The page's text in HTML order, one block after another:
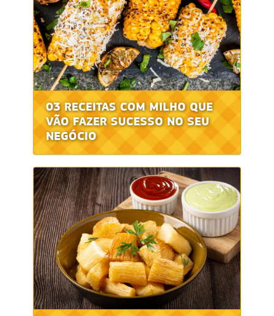
03 RECEITAS COM MILHO QUE
VÃO FAZER SUCESSO NO SEU
NEGÓCIO